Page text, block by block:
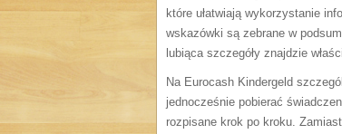
które ułatwiają wykorzystanie
wskazówki są zebrane w
lubiąca szczegóły znajdzie
Na Eurocash Kindergeld
jednocześnie pobierać
rozpisane krok po kroku.